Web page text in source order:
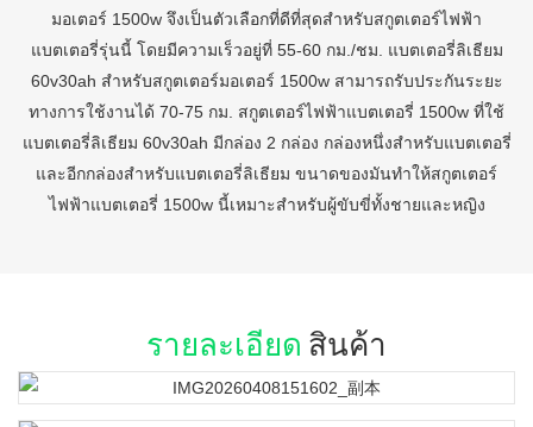
มอเตอร์ 1500w จึงเป็นตัวเลือกที่ดีที่สุดสำหรับสกูตเตอร์ไฟฟ้า
แบตเตอรี่รุ่นนี้ โดยมีความเร็วอยู่ที่ 55-60 กม./ชม. แบตเตอรี่ลิเธียม
60v30ah สำหรับสกูตเตอร์มอเตอร์ 1500w สามารถรับประกันระยะ
ทางการใช้งานได้ 70-75 กม. สกูตเตอร์ไฟฟ้าแบตเตอรี่ 1500w ที่ใช้
แบตเตอรี่ลิเธียม 60v30ah มีกล่อง 2 กล่อง กล่องหนึ่งสำหรับแบตเตอรี่
และอีกกล่องสำหรับแบตเตอรี่ลิเธียม ขนาดของมันทำให้สกูตเตอร์
ไฟฟ้าแบตเตอรี่ 1500w นี้เหมาะสำหรับผู้ขับขี่ทั้งชายและหญิง
รายละเอียด สินค้า